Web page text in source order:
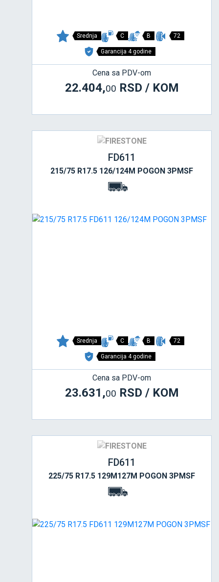
Srednja C B 72
Garancija 4 godine
Cena sa PDV-om
22.404,00 RSD / KOM
FD611
215/75 R17.5 126/124M POGON 3PMSF
Srednja C B 72
Garancija 4 godine
Cena sa PDV-om
23.631,00 RSD / KOM
FD611
225/75 R17.5 129M127M POGON 3PMSF